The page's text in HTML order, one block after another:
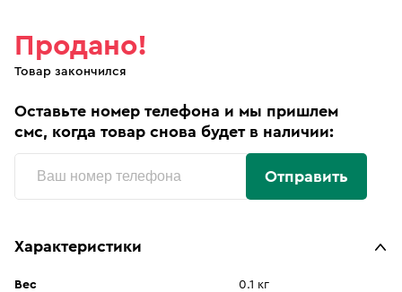
Продано!
Товар закончился
Оставьте номер телефона и мы пришлем
смс, когда товар снова будет в наличии:
Отправить
Характеристики
Вес 0.1 кг